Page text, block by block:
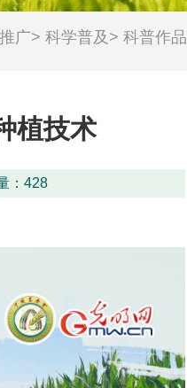
技工作者风采
广> 科学普及 > 科普作品
植技术
： 428